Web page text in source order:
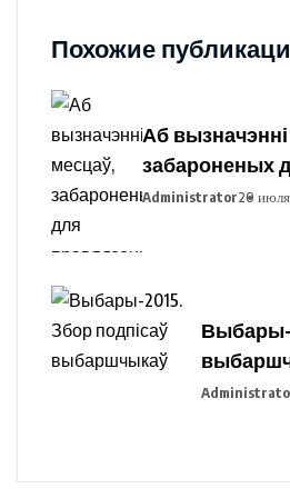
Похожие
Аб
забароненых
пікетавання з
вылучэнні
Administrator20
Выбары-